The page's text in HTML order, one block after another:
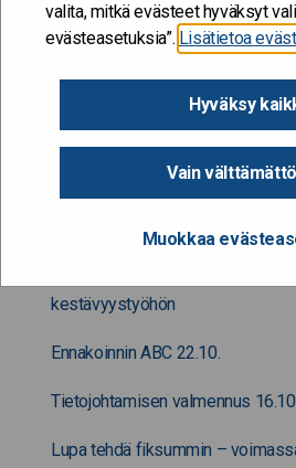
valita, mitkä evästeet hyväksyt
evästeasetuksia”. Lisätietoa
Hyväksy
Vain
Muokkaa
JAA SIVU
Muuta kiinnostavaa
Adhd asiantuntijatyössä
kestävyystyöhön
Ennakoinnin ABC 22.10.
Tietojohtamisen valmennus 16.10.
Lupa tehdä fiksummin –